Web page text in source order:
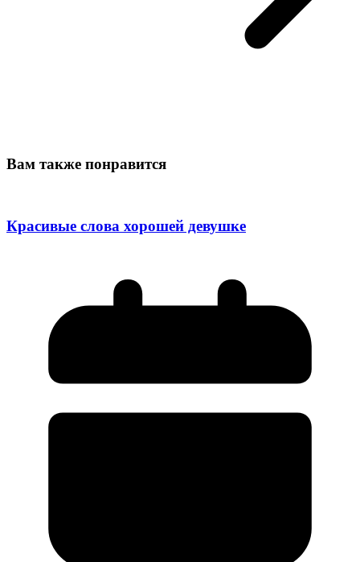
Вам также понравится
Красивые слова хорошей девушке